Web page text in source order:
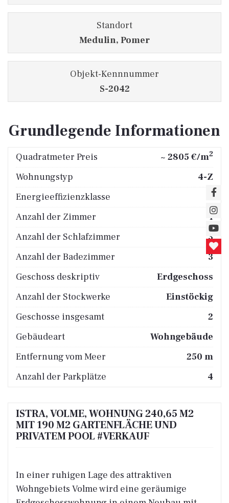
Standort
Medulin, Pomer
Objekt-Kennnummer
S-2042
Grundlegende Informationen
Quadratmeter Preis ~ 2805 €/m2
Wohnungstyp
4-Z
Energieeffizienzklasse
A
Anzahl der Zimmer
4
Anzahl der Schlafzimmer
3
Anzahl der Badezimmer
3
Geschoss deskriptiv
Erdgeschoss
Anzahl der Stockwerke
Einstöckig
Geschosse insgesamt
2
Gebäudeart
Wohngebäude
Entfernung vom Meer
250 m
Anzahl der Parkplätze
4
ISTRA, VOLME, WOHNUNG 240,65 M2
MIT 190 M2 GARTENFLÄCHE UND
PRIVATEM POOL #VERKAUF
In einer ruhigen Lage des attraktiven
Wohngebiets Volme wird eine geräumige